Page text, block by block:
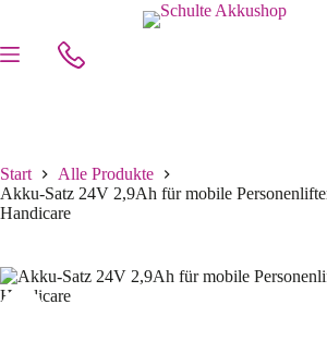
Start
Alle Produkte
Akku-Satz 24V 2,9Ah für mobile
Handicare